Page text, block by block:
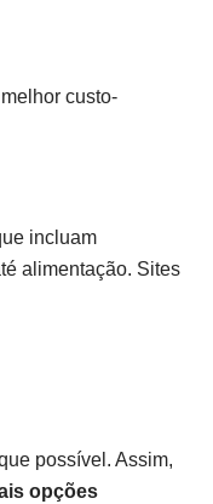
custo-
incluam
alimentação. Sites
possível. Assim,
opções